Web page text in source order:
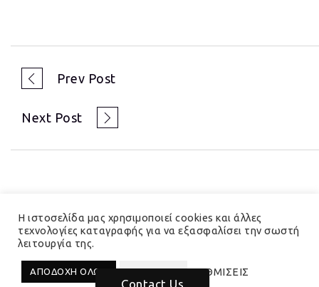
Prev Post
Next Post
© 2023 Hedera Total Branding Solutions
Η ιστοσελίδα μας χρησιμοποιεί cookies και άλλες
τεχνολογίες καταγραφής για να εξασφαλίσει την σωστή
λειτουργία της.
ΑΠΟΔΟΧΗ ΟΛΩΝ ΑΠΟΡΡΙΨΗ ΡΥΘΜΙΣΕΙΣ